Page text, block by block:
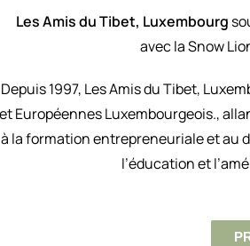
Les Amis du Tibet, Luxembourg
avec la Snow
Depuis 1997, Les Amis du Tibet,
et Européennes Luxembourgeois.,
à la formation entrepreneuriale et au
l’éducation et